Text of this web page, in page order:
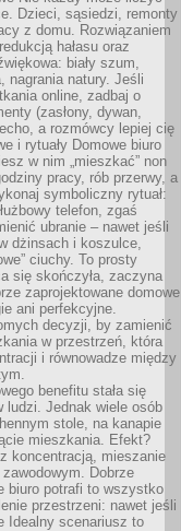
Dzieci, sąsiedzi, remonty
z domu. Rozwiązaniem
hałasu oraz
biały szum,
nagrania natury. Jeśli
online, zadbaj o
(zasłony, dywan,
a rozmówcy lepiej cię
i rytuały Domowe biuro
w nim „mieszkać” non
pracy, rób przerwy, a
symboliczny rytuał:
telefon, zgaś
ubranie – nawet jeśli
dżinsach i koszulce,
ciuchy. To prosty
się skończyła, zaczyna
zaprojektowane domowe
ani perfekcyjne.
decyzji, by zamienić
w przestrzeń, która
i równowadze między
benefitu stała się
ludzi. Jednak wiele osób
stole, na kanapie
mieszkania. Efekt?
koncentracją, mieszanie
Dobrze
biuro potrafi to wszystko
przestrzeni: nawet jeśli
Idealny scenariusz to